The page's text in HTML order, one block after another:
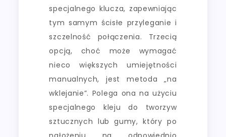
specjalnego klucza, zapewniając
tym samym ścisłe przyleganie i
szczelność połączenia. Trzecią
opcją, choć może wymagać
nieco większych umiejętności
manualnych, jest metoda „na
wklejanie”. Polega ona na użyciu
specjalnego kleju do tworzyw
sztucznych lub gumy, który po